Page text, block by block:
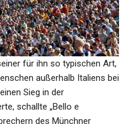
für ihn so typischen Art,
außerhalb Italiens bei
Sieg in der
schallte „Bello e
des Münchner